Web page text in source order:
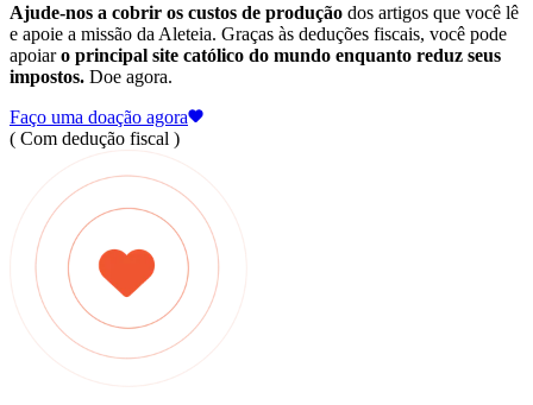
Ajude-nos a cobrir os custos de produção dos artigos que você lê
e apoie a missão da Aleteia. Graças às deduções fiscais, você pode
apoiaro principal site católico do mundo enquanto reduz seus
impostos. Doe agora.
Faço uma doação agora
( Com dedução fiscal )